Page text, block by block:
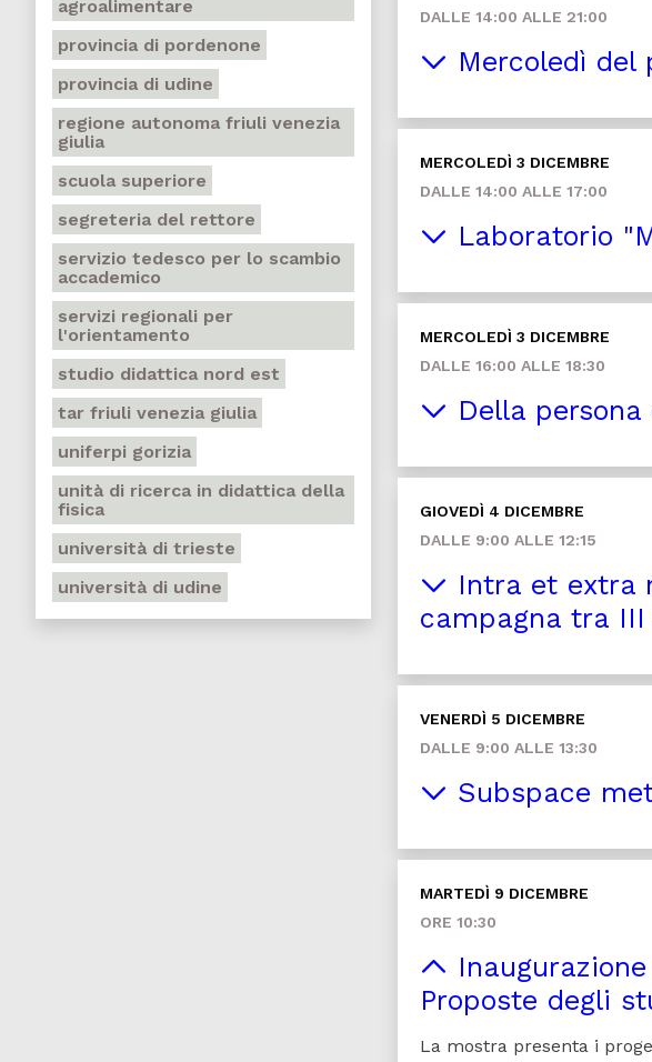
agroalimentare
provincia di pordenone
provincia di udine
regione autonoma friuli venezia
giulia
scuola superiore
segreteria del rettore
servizio tedesco per lo scambio
accademico
servizi regionali per
l'orientamento
studio didattica nord est
tar friuli venezia giulia
uniferpi gorizia
unità di ricerca in didattica della
fisica
università di trieste
università di udine
DALLE 14:00 ALLE 21:00
Mercoledì del
MERCOLEDÌ 3 DICEMBRE
DALLE 14:00 ALLE 17:00
Laboratorio
MERCOLEDÌ 3 DICEMBRE
DALLE 16:00 ALLE 18:30
Della
GIOVEDÌ 4 DICEMBRE
DALLE 9:00 ALLE 12:15
Intra et extra
campagna tra III
VENERDÌ 5 DICEMBRE
DALLE 9:00 ALLE 13:30
Subspace
MARTEDÌ 9 DICEMBRE
ORE 10:30
Proposte degli
La mostra presenta i